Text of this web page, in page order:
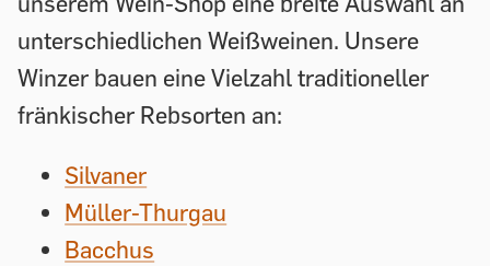
unterschiedlichen Weißweinen. Unsere
Winzer bauen eine Vielzahl traditioneller
fränkischer Rebsorten an:
Silvaner
Müller-Thurgau
Bacchus